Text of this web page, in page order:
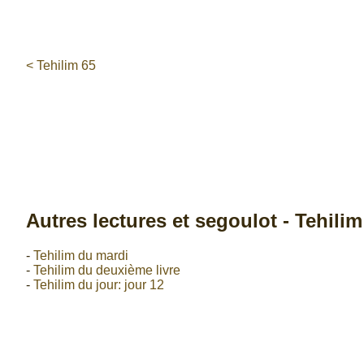
< Tehilim 65
Autres lectures et segoulot - Tehilim
- Tehilim du mardi
- Tehilim du deuxième livre
- Tehilim du jour: jour 12